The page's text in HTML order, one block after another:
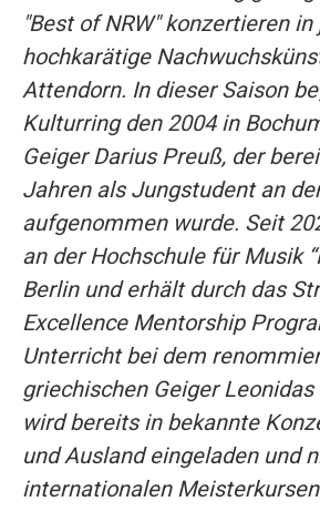
"Best of NRW" konzertieren
hochkarätige
Attendorn. In dieser Saison
Kulturring den 2004 in
Geiger Darius Preuß, der
Jahren als Jungstudent an
aufgenommen wurde. Seit
an der Hochschule für Musik
Berlin und erhält durch das
Excellence Mentorship
Unterricht bei dem
griechischen Geiger Leonidas
wird bereits in bekannte
und Ausland eingeladen und
internationalen